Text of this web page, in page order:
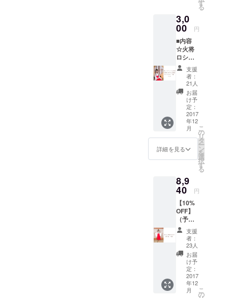
返信させて
いただきま
※ ご質問に
よってはお
応えできか
ねる場合も
ございま
◾️ プライバ
シーポリ
シー
お問い合わ
しては、プ
ライバシー
ポリシーに
準じて管理
させていた
だきます。
スター
と別途
で郵送
致しま
す。
※ご支援
の際に
ニック
ネーム
をメッ
セージ
にてお
願い致
しま
す。
※プロ
ジェク
にて年
賀状を
お届け
致しま
す。 ☆
くろね
こさ
ん 巫
女ポス
ター 2
枚 ※
両面プ
リント
です。
※サイ
す
る
3,0
00 円
■内容
☆火将
ロシエ
ルさん
年賀
状 １
枚 ※
直筆サ
イン・
メッ
セージ
が入り
ます。
※年賀
状の時
期に合
て、ポ
スト
カード
と別途
で郵送
致しま
す。
※ご支援
の際に
ニック
ネーム
をメッ
セージ
にてお
願い致
支援
者：
21人
お届
け予
定：
2017
年12
月
詳細を見る
こ
の
リ
タ
ー
ン
を
選
択
す
る
8,9
40 円
【10%
OFF】
（予定
販売価
格
9,936
円） ■
内容 ☆
おうち
でゆる
巫女！
其の弐
支援
者：
23人
お届
け予
定：
2017
年12
月
こ
の